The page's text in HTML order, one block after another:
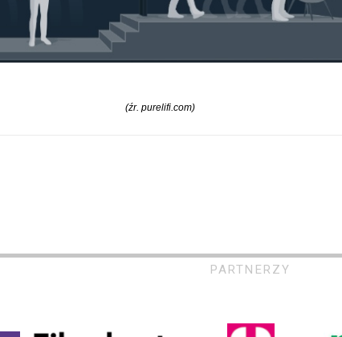
(źr. purelifi.com)
PARTNERZY